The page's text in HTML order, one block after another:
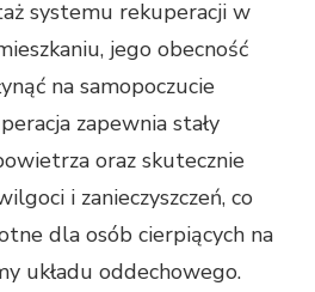
systemu rekuperacji w
jego obecność
na samopoczucie
zapewnia stały
oraz skutecznie
i zanieczyszczeń, co
dla osób cierpiących na
układu oddechowego.